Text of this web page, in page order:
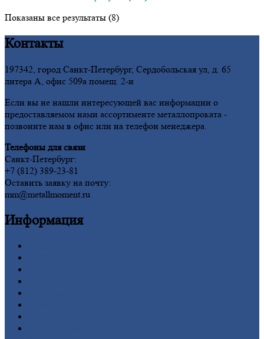
Показаны все результаты (8)
Контакты
197342, город Санкт-Петербург, Сердобольская ул, д. 65
литера А, офис 509а помещ. 2-н
Если вы не нашли интересующей вас информации о
предоставляемом нами ассортименте металлопроката -
позвоните нам в офис или на телефон менеджера.
Телефоны для связи
Санкт-Петербург:
+7 (812) 389-23-81
Оставить заявку на почту:
mm@metallmoment.ru
Информация